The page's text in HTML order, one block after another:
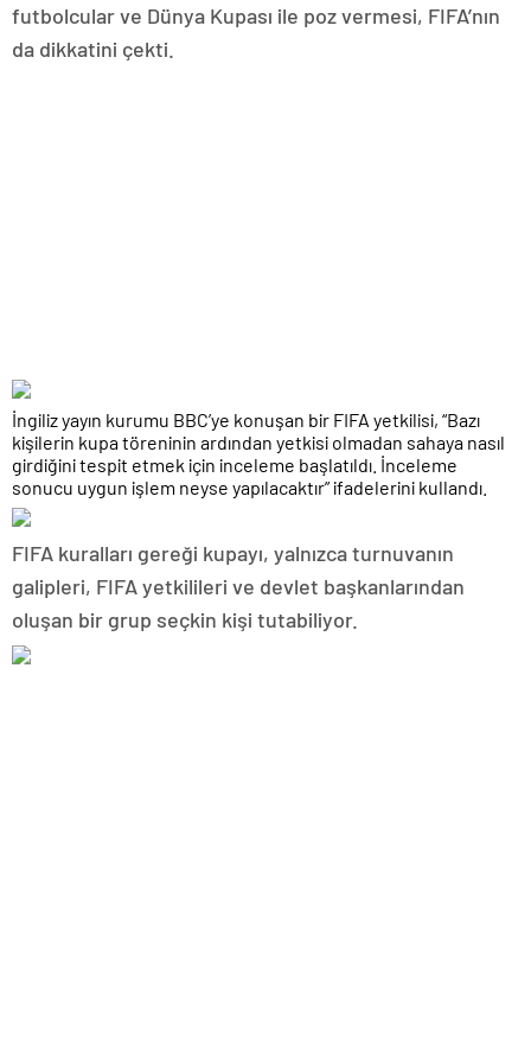
futbolcular ve Dünya Kupası ile poz vermesi, FIFA’nın
da dikkatini çekti.
İngiliz yayın kurumu BBC’ye konuşan bir FIFA yetkilisi, “Bazı
kişilerin kupa töreninin ardından yetkisi olmadan sahaya nasıl
girdiğini tespit etmek için inceleme başlatıldı. İnceleme
sonucu uygun işlem neyse yapılacaktır” ifadelerini kullandı.
FIFA kuralları gereği kupayı, yalnızca turnuvanın
galipleri, FIFA yetkilileri ve devlet başkanlarından
oluşan bir grup seçkin kişi tutabiliyor.